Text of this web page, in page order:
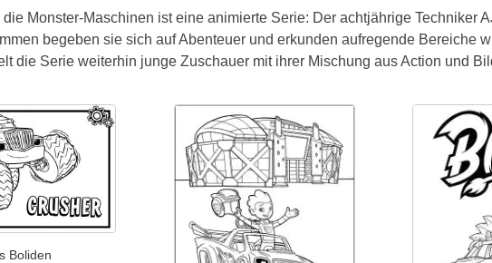
die Monster-Maschinen ist eine animierte Serie: Der achtjährige Techniker
begeben sie sich auf Abenteuer und erkunden aufregende Bereiche
die Serie weiterhin junge Zuschauer mit ihrer Mischung aus Action und
Boliden